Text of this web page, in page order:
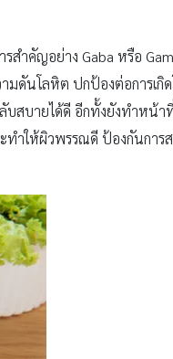
รสำคัญอย่าง Gaba หรือ
ดันโลหิต ปกป้องต่อการเกิด
สบายได้ดี อีกทั้งยังทำหน้
ทำให้ผิวพรรณดี ป้องกันกา